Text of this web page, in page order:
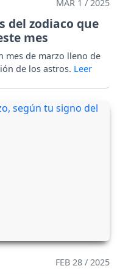
MAR 1 / 2025
del zodiaco que
mes
mes de marzo lleno de
de los astros.
FEB 28 / 2025